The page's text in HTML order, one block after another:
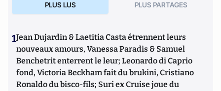
PLUS LUS PLUS PARTAGES
1Jean Dujardin & Laetitia Casta étrennent leurs
nouveaux amours, Vanessa Paradis & Samuel
Benchetrit enterrent le leur; Leonardo di Caprio
fond, Victoria Beckham fait du brukini, Cristiano
Ronaldo du bisco-fils; Suri ex Cruise joue du